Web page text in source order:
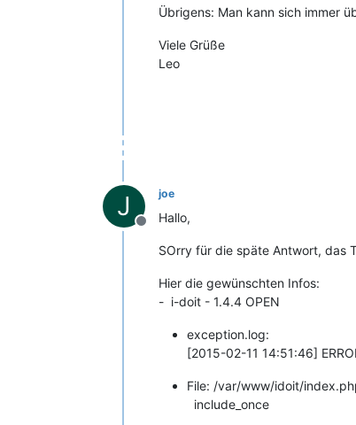
Übrigens: Man kann sich immer
Viele Grüße
Leo
J
Offline
joe
Hallo,
SOrry für die späte Antwort, das
Hier die gewünschten Infos:
- i-doit - 1.4.4 OPEN
exception.log:
[2015-02-11 14:51:46]
File: /var/www/idoit/
include_once